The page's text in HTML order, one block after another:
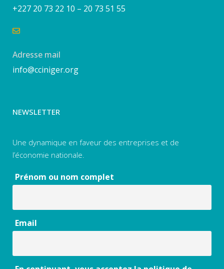
+227 20 73 22 10 – 20 73 51 55
Adresse mail
info@cciniger.org
NEWSLETTER
Une dynamique en faveur des entreprises et de
l’économie nationale.
Prénom ou nom complet
Email